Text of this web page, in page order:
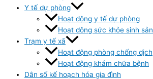
Y tế dự phòng
Hoạt động y tế dự phòng
Hoạt đông sức khỏe sinh sản
Trạm y tế xã
Hoạt động phòng chống dịch
Hoạt động khám chữa bệnh
Dân số kế hoạch hóa gia đình